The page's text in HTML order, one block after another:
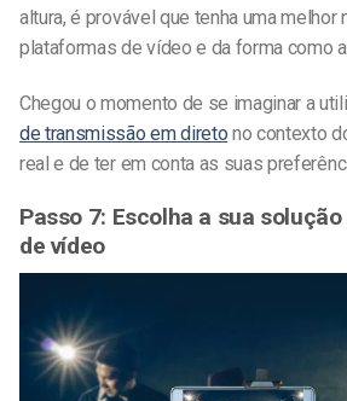
altura, é provável que tenha uma
plataformas de vídeo e da forma como
Chegou o momento de se imaginar a
de transmissão em direto no contexto
real e de ter em conta as suas
Passo 7: Escolha a sua
de vídeo